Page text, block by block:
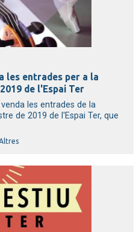
les entrades per a la
de l'Espai Ter
les entrades de la
de 2019 de l'Espai Ter, que